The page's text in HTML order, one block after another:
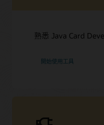
Java Card 技術常見問題
相關內容
Java Card Forum
熟悉 Java Card
開始使用工具